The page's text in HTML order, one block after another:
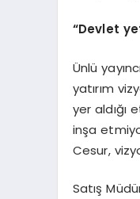
“Devlet
Ünlü
yatırım
yer aldığı
inşa
Cesur,
Satış